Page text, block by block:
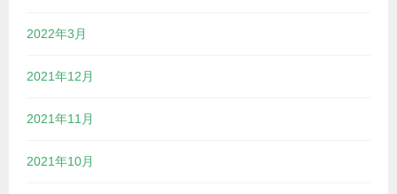
2022年3月
2021年12月
2021年11月
2021年10月